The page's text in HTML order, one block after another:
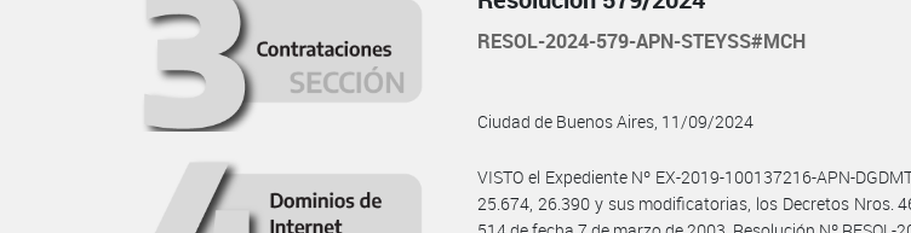
RESOL-2024-579-APN-STEYSS#MCH
Ciudad de Buenos Aires, 11/09/2024
VISTO el Expediente Nº EX-2019-100137216-APN-
25.674, 26.390 y sus modificatorias, los Decretos Nros.